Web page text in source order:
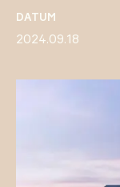
DATUM
2024.09.18